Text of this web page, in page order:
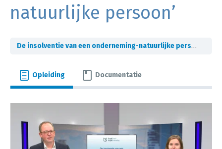
natuurlijke persoon’
De insolventie van een onderneming-natuurlijke persoon
Opleiding Documentatie